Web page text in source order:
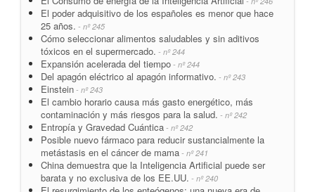
El poder adquisitivo de los españoles es menor que hace
25 años. - nº 245
Cómo seleccionar alimentos saludables y sin aditivos
tóxicos en el supermercado. - nº 244
Expansión acelerada del tiempo - nº 244
Del apagón eléctrico al apagón informativo. - nº 243
Einstein - nº 243
El cambio horario causa más gasto energético, más
contaminación y más riesgos para la salud. - nº 242
Entropía y Gravedad Cuántica - nº 242
Posible nuevo fármaco para reducir sustancialmente la
metástasis en el cáncer de mama - nº 241
China demuestra que la Inteligencia Artificial puede ser
barata y no exclusiva de los EE.UU. - nº 240